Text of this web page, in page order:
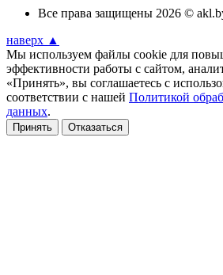
Все права защищены 2026 ©
наверх ▲
Мы используем файлы cookie для
эффективности работы с сайтом,
«Принять», вы соглашаетесь с
соответствии с нашей Политикой
данных.
Принять Отказаться